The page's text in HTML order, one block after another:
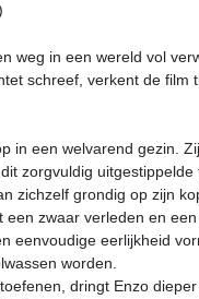
in een wereld vol
schreef, verkent de film
in een welvarend gezin.
zorgvuldig
zichzelf grondig op zijn
zwaar verleden en
eenvoudige eerlijkheid
worden.
dringt Enzo